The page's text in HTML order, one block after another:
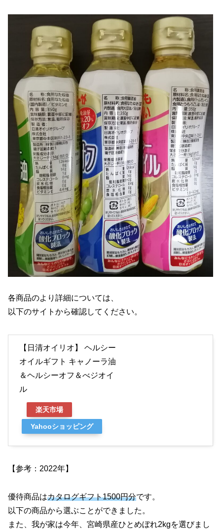
各商品のより詳細については、
以下のサイトから確認してください。
【日清オイリオ】 ヘルシー
オイルギフト キャノーラ油
＆ヘルシーオフ＆べジオイ
ル
楽天市場
Yahooショッピング
【参考：2022年】
優待商品はカタログギフト1500円分です。
以下の商品から選ぶことができました。
また、我が家は今年、宮崎県産ひとめぼれ2kgを選びまし